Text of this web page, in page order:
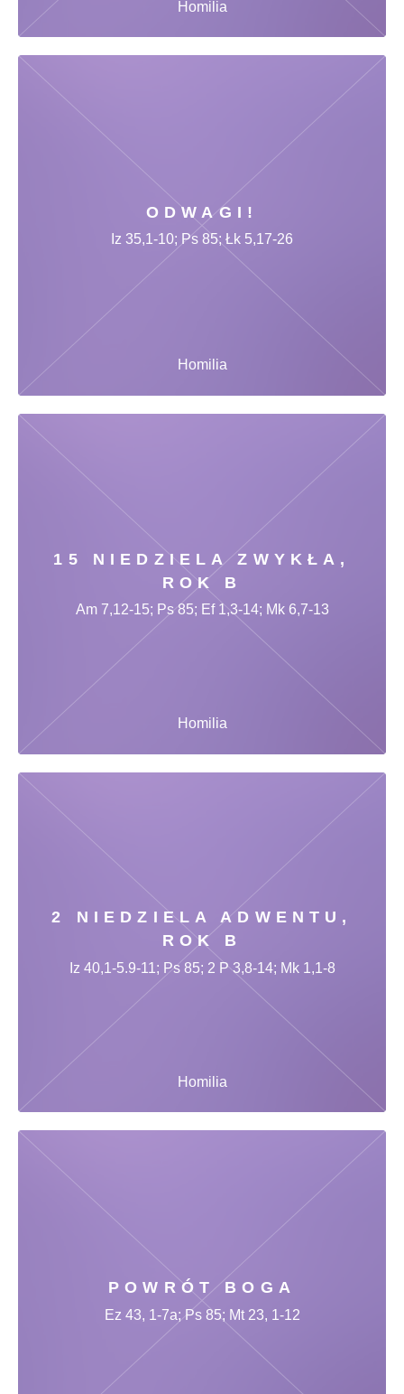
Homilia
ODWAGI!
Homilia
Iz 35,1-10; Ps 85; Łk 5,17-26
15 NIEDZIELA ZWYKŁA,
ROK B
Homilia
Am 7,12-15; Ps 85; Ef 1,3-14; Mk 6,7-13
2 NIEDZIELA ADWENTU,
ROK B
Homilia
Iz 40,1-5.9-11; Ps 85; 2 P 3,8-14; Mk 1,1-8
POWRÓT BOGA
Ez 43, 1-7a; Ps 85; Mt 23, 1-12